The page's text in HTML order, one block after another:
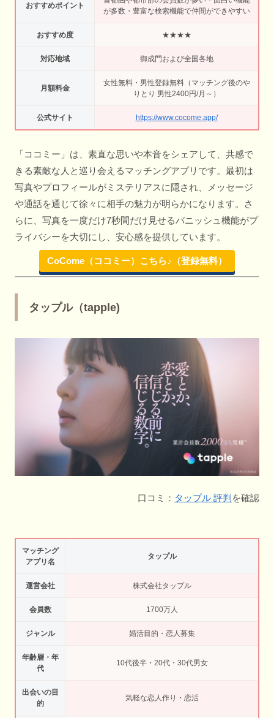
おすすめポイント
が多数・豊富な検索機能で仲間ができやすい
おすすめ度 ★★★★
対応地域 御成門および全国各地
月額料金
女性無料・男性登録無料（マッチング後のや
りとり 男性2400円/月～）
公式サイト https://www.cocome.app/
「ココミー」は、素直な思いや本音をシェアして、共感で
きる素敵な人と巡り会えるマッチングアプリです。最初は
写真やプロフィールがミステリアスに隠され、メッセージ
や通話を通じて徐々に相手の魅力が明らかになります。さ
らに、写真を一度だけ7秒間だけ見せるバニッシュ機能がプ
ライバシーを大切にし、安心感を提供しています。
CoCome（ココミー）こちら♪（登録無料）
タップル（tapple)
口コミ： タップル 評判 を確認
マッチング
アプリ名
タップル
運営会社 株式会社タップル
会員数 1700万人
ジャンル 婚活目的・恋人募集
年齢層・年
代
10代後半・20代・30代男女
出会いの目
的
気軽な恋人作り・恋活